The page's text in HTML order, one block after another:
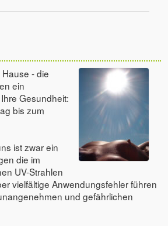
- die
ein
Gesundheit:
bis zum
ist zwar ein
die im
UV-Strahlen
vielfältige Anwendungsfehler führen
und gefährlichen